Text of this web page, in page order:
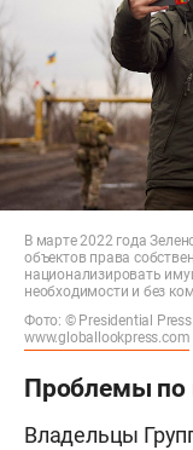
В марте 2022 года
объектов права
национализировать
необходимости и без
Фото: © Presidential
www.globallookpress.com
Проблемы по
Владельцы